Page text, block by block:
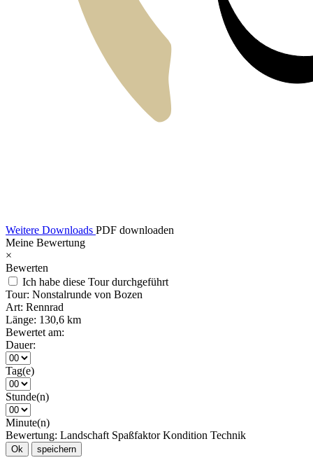
Weitere Downloads PDF downloaden
Meine Bewertung
×
Bewerten
Ich habe diese Tour durchgeführt
Tour: Nonstalrunde von Bozen
Art: Rennrad
Länge: 130,6 km
Bewertet am:
Dauer:
Tag(e)
Stunde(n)
Minute(n)
Bewertung: Landschaft Spaßfaktor Kondition Technik
Ok speichern